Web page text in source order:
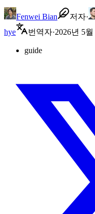
Fenwei Bian 저자·
hye
번역자·2026년 5월
guide